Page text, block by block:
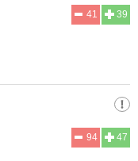
39
41
47
94